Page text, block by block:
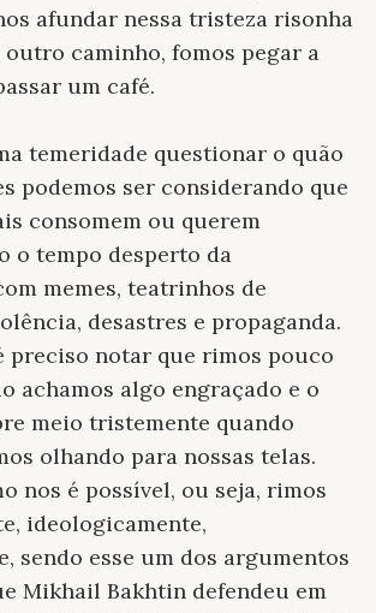
afundar nessa tristeza risonha
outro caminho, fomos pegar a
um café.
temeridade questionar o quão
podemos ser considerando que
consomem ou querem
o tempo desperto da
memes, teatrinhos de
desastres e propaganda.
preciso notar que rimos pouco
achamos algo engraçado e o
meio tristemente quando
olhando para nossas telas.
nos é possível, ou seja, rimos
ideologicamente,
sendo esse um dos argumentos
Mikhail Bakhtin defendeu em